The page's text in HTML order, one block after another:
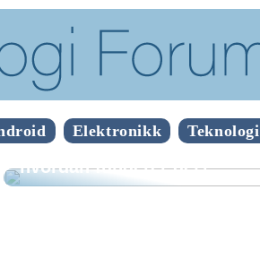
Elektronikk Teknologi
Hva er mobilepos og
hvordan fungerer det?